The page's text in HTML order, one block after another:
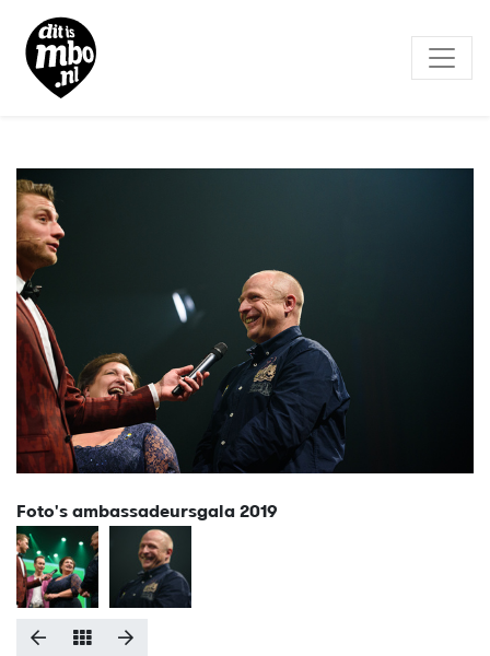
Foto's ambassadeursgala 2019